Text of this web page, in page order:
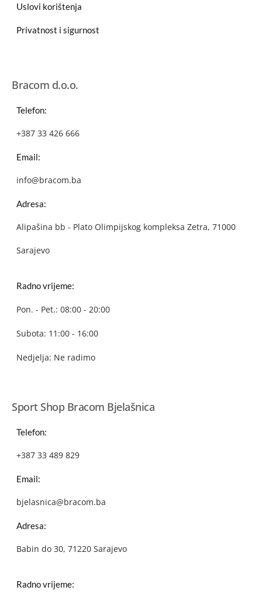
Uslovi korištenja
Privatnost i sigurnost
Bracom d.o.o.
Telefon:
+387 33 426 666
Email:
info@bracom.ba
Adresa:
Alipašina bb - Plato Olimpijskog kompleksa Zetra, 71000
Sarajevo
Radno vrijeme:
Pon. - Pet.: 08:00 - 20:00
Subota: 11:00 - 16:00
Nedjelja: Ne radimo
Sport Shop Bracom Bjelašnica
Telefon:
+387 33 489 829
Email:
bjelasnica@bracom.ba
Adresa:
Babin do 30, 71220 Sarajevo
Radno vrijeme: